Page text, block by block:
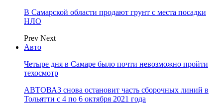
В Самарской области продают грунт с места посадки
НЛО
Prev Next
Авто
Четыре дня в Самаре было почти невозможно пройти
техосмотр
АВТОВАЗ снова остановит часть сборочных линий в
Тольятти с 4 по 6 октября 2021 года